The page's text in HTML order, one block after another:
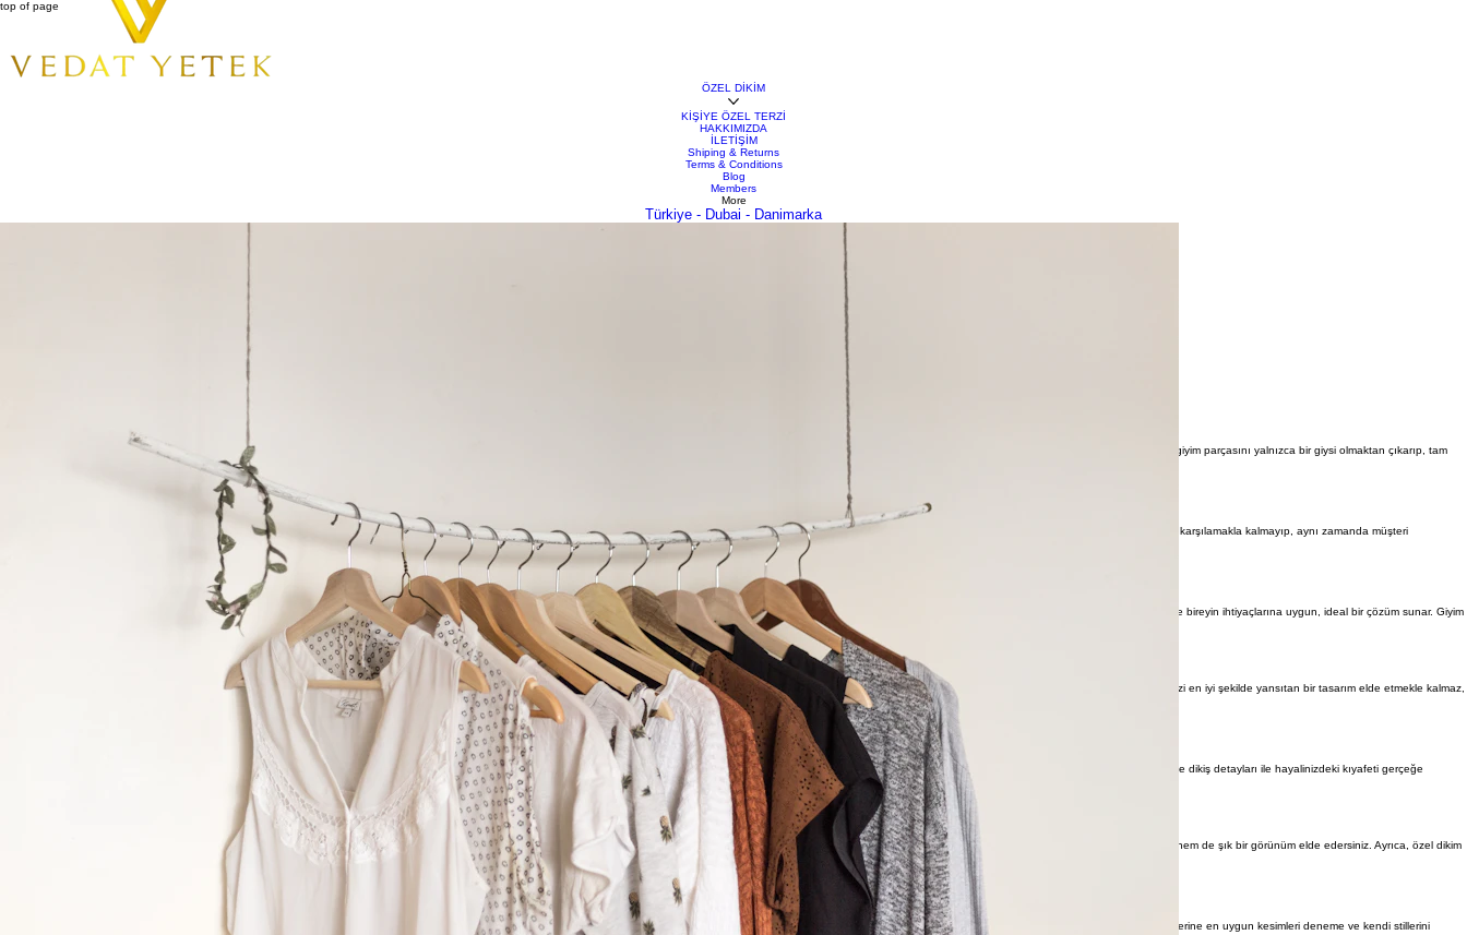
top of page
ÖZEL DİKİM
KİŞİYE ÖZEL TERZİ
HAKKIMIZDA
İLETİŞİM
Shiping & Returns
Terms & Conditions
Blog
Members
More
Türkiye - Dubai - Danimarka
Moda Dünyasında Kişiselleştirmenin Önemi: Kişiye Özel Terzi ile Stilinizi Yaratın
Moda dünyası, sürekli değişen trendlerle dolu bir evrende hayat buluyor. Ancak, bu dinamik sektörde kalabalığın arasında öne çıkmanın en etkili yollarından biri, kişiselleştirmenin gücünden yararlanmaktır. Kişiye özel terzi hizmetleri, bir giyim parçasını yalnızca bir giysi olmaktan çıkarıp, tam
anlamıyla bireyin kimliğinin bir parçası haline getirme potansiyeline sahiptir. Bu yazıda, moda dünyasında kişiselleştirmenin yerini ve özel dikim hizmetlerinin avantajlarını tarihsel bir perspektifle inceleyeceğiz.
Kişiselleştirmenin Yüceltilmesi
Kişiselleştirme, moda endüstrisinin yalnızca bir trend değil, aynı zamanda kalıcı bir değişim olduğu günlerde kendini gösteriyor. İnsanlar, giydikleri ürünlerle kendilerini ifade etme ihtiyacı hissediyorlar. Kişiye özel terzi hizmetleri, bu ihtiyacı karşılamakla kalmayıp, aynı zamanda müşteri
memnuniyetini artıran bir unsur olarak öne çıkıyor. Her birey, kendine özgü bir tarza ve vücut tipine sahiptir; bu da kişiselleştirmenin ne denli önemli olduğunu gözler önüne seriyor.
Özel Dikim Nedir ve Neden Önemlidir?
Özel dikim, bir giysi parçasının müşterinin vücut ölçüleri ve zevkine göre tasarlanması ve üretilmesidir. Genellikle alışveriş yaparken karşılaştığımız standart bedenler, her bireye uygun olmayabilir. İşte bu noktada özel terzi devreye girer ve bireyin ihtiyaçlarına uygun, ideal bir çözüm sunar. Giyim
sektöründe kişiye özel üretim, sadece görünümü değil, aynı zamanda kişinin kendine olan güvenini de artırır.
Özel Dikim Gömlekler ile Kişisel Tarzınızı Yansıtın
Özel dikim gömlekler, bu kişiselleştirmenin en güzel örneklerinden biridir. Standart gömlekler genellikle sınırlı seçenekler sunar ve bu da bireyin stilini yansıtma konusunda kısıtlamalara yol açabilir. Ancak, özel dikim gömlekler ile sadece sizi en iyi şekilde yansıtan bir tasarım elde etmekle kalmaz,
aynı zamanda en konforlu kumaş ve kesim seçeneklerini de tercih edebilirsiniz. Bu, her ortama uygun bir görünüm oluşturmanıza yardımcı olur.
Özel Terzi ile İhtiyacınıza Uygun Tasarımlar
Bir özel terzi ile çalışmak, yalnızca kişisel stilinizi elde etmenizi sağlamakla kalmaz. Aynı zamanda terzi, sizinle birlikte çalışan bir tasarımcıdır ve ihtiyaçlarınızı dikkate alarak en uygun seçenekleri sunar. Çeşitli kumaş türleri, renk paletleri ve dikiş detayları ile hayalinizdeki kıyafeti gerçeğe
dönüştürmek için kullanıcı dostu bir süreç yaratılır. Bu sürecin sonunda elinize geçen giyim parçası, yalnızca estetik açıdan zengin değil, aynı zamanda size özel bir tasarıma sahip olacaktır.
Özel Dikim Smokin ile Eşsiz Bir Şıklık Yakalayın
Düğünler, davetler ve resmi etkinlikler için özel dikim smokinler, tüm gözlerin üzerinizde olmasını sağlamak için mükemmel bir tercihtir. Kişiye özel tasarlanan bir smokin, vücut ölçülerinize tam oturacak şekilde üretilir; böylece hem konforlu hem de şık bir görünüm elde edersiniz. Ayrıca, özel dikim
smokinlerde kullanabileceğiniz çeşitli detaylar ile style'nızı daha da kişiselleştirme şansına sahip olabilirsiniz. İster klasik bir görünüm, ister modern bir dokunuş isteyin, terziniz ile hayallerinizi gerçeğe dönüştürebilirsiniz.
Moda Dünyasında Kişiselleştirmenin Eğlenceli Yolu: Atölye Deneyimleri
Son dönemde artan "kişiye özel terzi" ve "özel dikim" hizmetleri, sadece profesyonel terzilerle sınırlı kalmıyor. Moda severler için düzenlenen atölyelerde, kendi tasarımlarını yaratma fırsatı sunuluyor. Bu tür etkinliklerde, katılımcılar kendilerine en uygun kesimleri deneme ve kendi stillerini